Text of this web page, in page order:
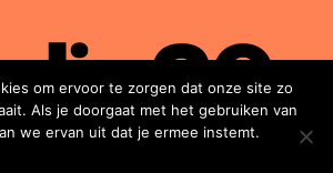
om ervoor te zorgen dat onze site zo
Als je doorgaat met het gebruiken van
we ervan uit dat je ermee instemt.